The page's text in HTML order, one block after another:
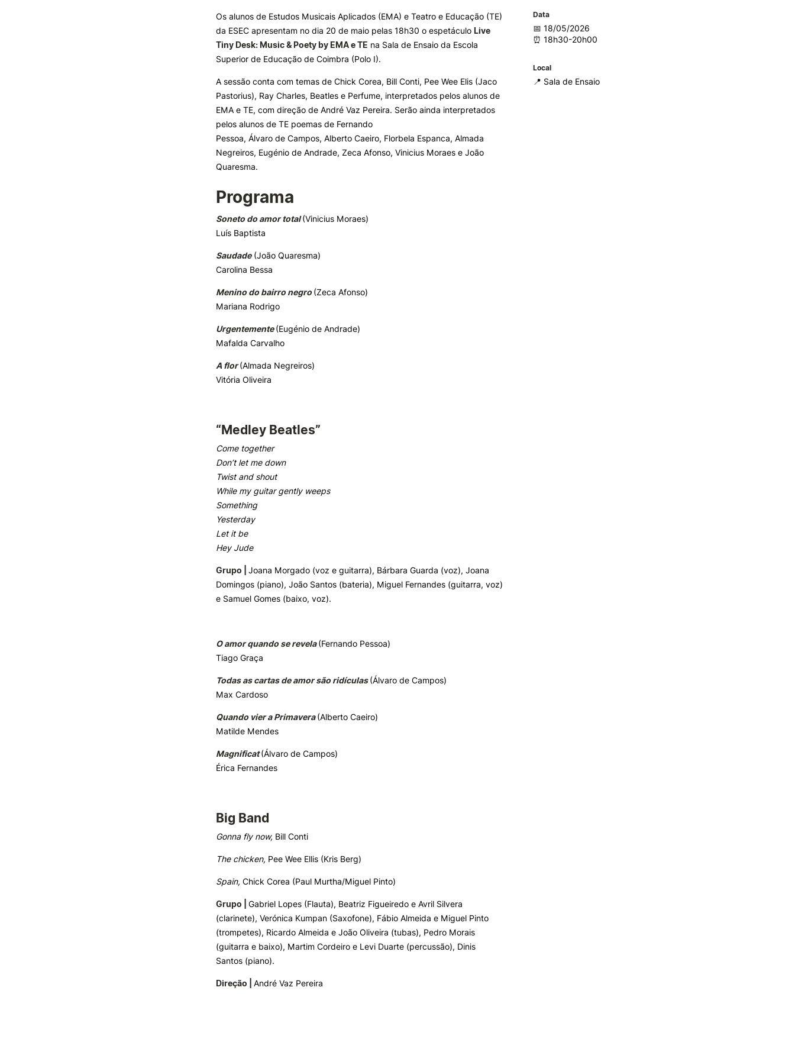
INVESTIGAÇÃO E
PROJETOS
Investigação/Intervenção
Prémios e Distinções
Núcleos de Investigação
Laboratório ROBOCORP
ALUNOS
Bolsas
Horários
Recursos
Regulamentos e Despachos
Estatutos Especiais
Provedor do Estudante
KNOWLEDGE FACTORY
Microcredenciações
Escola de Línguas
CANDIDATURAS
Calendário
Os alunos de Estudos Musicais Aplicados (EMA) e Teatro e Educação (TE)
da ESEC apresentam no dia 20 de maio pelas 18h30 o espetáculo Live
Tiny Desk: Music & Poety by EMA e TE na Sala de Ensaio da Escola
Superior de Educação de Coimbra (Polo I).
A sessão conta com temas de Chick Corea, Bill Conti, Pee Wee Elis (Jaco
Pastorius), Ray Charles, Beatles e Perfume, interpretados pelos alunos de
EMA e TE, com direção de André Vaz Pereira. Serão ainda interpretados
pelos alunos de TE poemas de Fernando
Pessoa, Álvaro de Campos, Alberto Caeiro, Florbela Espanca, Almada
Negreiros, Eugénio de Andrade, Zeca Afonso, Vinicius Moraes e João
Quaresma.
Programa
Soneto do amor total (Vinicius Moraes)
Luís Baptista
Saudade(João Quaresma)
Carolina Bessa
Menino do bairro negro (Zeca Afonso)
Mariana Rodrigo
Urgentemente (Eugénio de Andrade)
Mafalda Carvalho
A flor (Almada Negreiros)
Vitória Oliveira
“Medley Beatles”
‌Come together
Don’t let me down
Twist and shout
While my guitar gently weeps
Something
Yesterday
Let it be
Hey Jude
Grupo | Joana Morgado (voz e guitarra), Bárbara Guarda (voz), ‌Joana
Domingos (piano), ‌João Santos (bateria), ‌Miguel Fernandes (guitarra, voz)
e Samuel Gomes (baixo, voz).
O amor quando se revela (Fernando Pessoa)
Tiago Graça
Todas as cartas de amor são ridículas (Álvaro de Campos)
Max Cardoso
Quando vier a Primavera (Alberto Caeiro)
Matilde Mendes
Magnificat (Álvaro de Campos)
Érica Fernandes
Big Band
Gonna fly now, Bill Conti
The chicken, Pee Wee Ellis (Kris Berg)
Spain, Chick Corea (Paul Murtha/Miguel Pinto)
Grupo | Gabriel Lopes (Flauta), Beatriz Figueiredo e Avril Silvera
(clarinete), Verónica Kumpan (Saxofone), Fábio Almeida e Miguel Pinto
(trompetes), Ricardo Almeida e João Oliveira (tubas), Pedro Morais
(guitarra e baixo), Martim Cordeiro e Levi Duarte (percussão), Dinis
Santos (piano).
Direção | André Vaz Pereira
Data
📅 18/05/2026
⏰ 18h30-20h00
Local
📍 Sala de Ensaio